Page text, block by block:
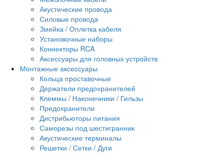
Акустические провода
Силовые провода
Змейка / Оплетка кабеля
Установочные наборы
Коннекторы RCA
Аксессуары для головных устройств
Монтажные аксессуары
Кольца проставочные
Держатели предохранителей
Клеммы / Наконечники / Гильзы
Предохранители
Дистрибьюторы питания
Саморезы под шестигранник
Акустические терминалы
Решетки / Сетки / Дуги